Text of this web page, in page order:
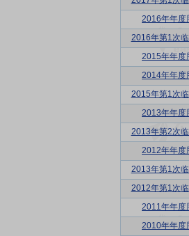
2016年年度
2016年第1次
2015年年度
2014年年度
2015年第1次
2013年年度
2013年第2次
2012年年度
2013年第1次
2012年第1次
2011年年度
2010年年度